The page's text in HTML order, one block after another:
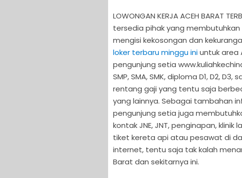
LOWONGAN KERJA ACEH BARAT
tersedia pihak yang
mengisi kekosongan dan
loker terbaru minggu iniuntuk area
pengunjung setia
SMP, SMA, SMK, diploma D1, D2,
rentang gaji yang tentu saja
yang lainnya. Sebagai tambahan
pengunjung setia juga
kontak JNE, JNT, penginapan,
tiket kereta api atau pesawat di
internet, tentu saja tak kalah
Barat dan sekitarnya ini.